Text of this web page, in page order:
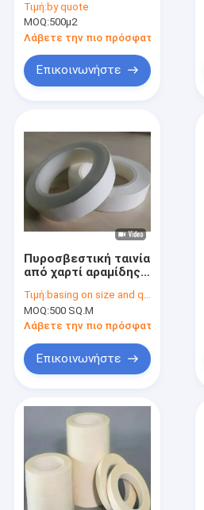
κολλητική ταινία
0.18mm Nomex
πυκνά
Τιμή:by quote
MOQ:500μ2
Λάβετε την πιο πρόσφατη τιμή
Επικοινωνήστε
Πυροσβεστική ταινία
από χαρτί αραμίδης
χρώμα
Τιμή:basing on size and quantity
MOQ:500 SQ.M
Λάβετε την πιο πρόσφατη τιμή
Επικοινωνήστε